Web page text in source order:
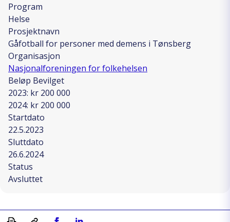
Program
Helse
Prosjektnavn
Gåfotball for personer med demens i Tønsberg
Organisasjon
Nasjonalforeningen for folkehelsen
Beløp Bevilget
2023: kr 200 000
2024: kr 200 000
Startdato
22.5.2023
Sluttdato
26.6.2024
Status
Avsluttet
Skriv ut Kopiera länkDel på Facebook
Del på Linkedin